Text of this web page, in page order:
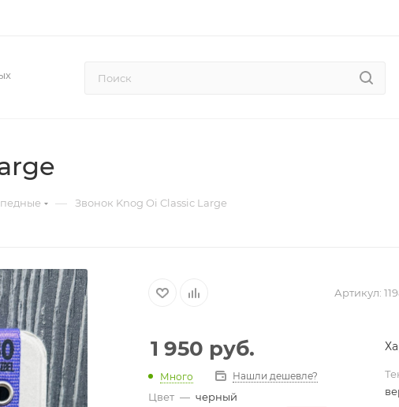
— Звонок Knog Oi Classic Large
Артикул:
1 950 руб.
Много Нашли дешевле?
Цвет — черный